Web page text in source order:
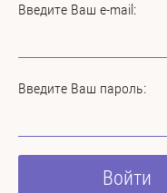
Введите Ваш e-mail:
Введите Ваш пароль:
Войти